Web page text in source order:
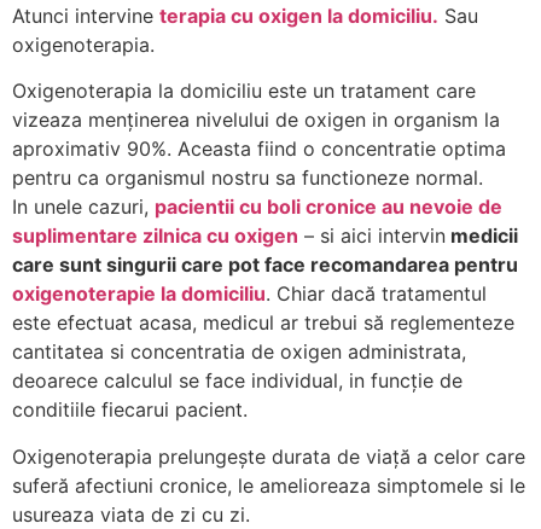
Atunci intervine terapia cu oxigen la domiciliu. Sau
oxigenoterapia.
Oxigenoterapia la domiciliu este un tratament care
vizeaza menținerea nivelului de oxigen in organism la
aproximativ 90%. Aceasta fiind o concentratie optima
pentru ca organismul nostru sa functioneze normal.
In unele cazuri, pacientii cu boli cronice au nevoie de
suplimentare zilnica cu oxigen – si aici intervin medicii
care sunt singurii care pot face recomandarea pentru
oxigenoterapie la domiciliu. Chiar dacă tratamentul
este efectuat acasa, medicul ar trebui să reglementeze
cantitatea si concentratia de oxigen administrata,
deoarece calculul se face individual, in funcție de
conditiile fiecarui pacient.
Oxigenoterapia prelungește durata de viață a celor care
suferă afectiuni cronice, le amelioreaza simptomele si le
usureaza viata de zi cu zi.